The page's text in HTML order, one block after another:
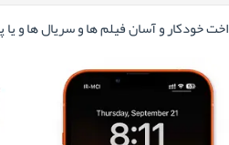
خودکار و آسان فیلم ها و سریال ها و